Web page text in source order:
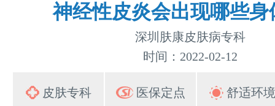
神经性皮炎会出现哪些身
深圳肤康皮肤病专科
时间：2022-02-12
皮肤专科 医保定点 舒适环境